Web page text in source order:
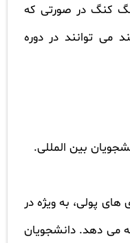
کنگ در صورتی که
می توانند در دوره
پولی، به ویژه در
می دهد. دانشجویان